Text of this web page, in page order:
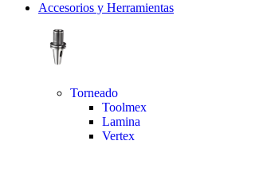
Accesorios y Herramientas
Torneado
Toolmex
Lamina
Vertex